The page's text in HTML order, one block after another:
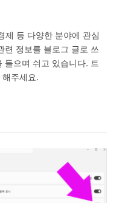
제 등 다양한 분야에 관심
련 정보를 블로그 글로 쓰
들으며 쉬고 있습니다. 트
주세요.